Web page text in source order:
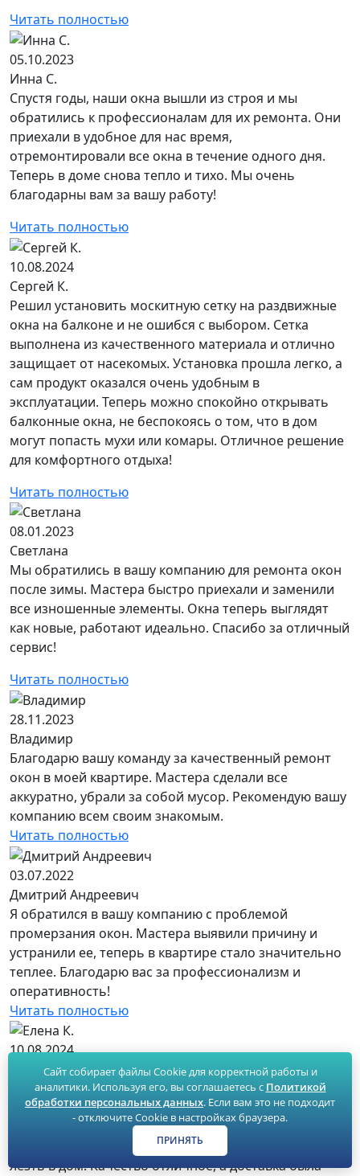
Читать полностью
05.10.2023
Инна С.
Спустя годы, наши окна вышли из строя и мы
обратились к профессионалам для их ремонта. Они
приехали в удобное для нас время,
отремонтировали все окна в течение одного дня.
Теперь в доме снова тепло и тихо. Мы очень
благодарны вам за вашу работу!
Читать полностью
10.08.2024
Сергей К.
Решил установить москитную сетку на раздвижные
окна на балконе и не ошибся с выбором. Сетка
выполнена из качественного материала и отлично
защищает от насекомых. Установка прошла легко, а
сам продукт оказался очень удобным в
эксплуатации. Теперь можно спокойно открывать
балконные окна, не беспокоясь о том, что в дом
могут попасть мухи или комары. Отличное решение
для комфортного отдыха!
Читать полностью
08.01.2023
Светлана
Мы обратились в вашу компанию для ремонта окон
после зимы. Мастера быстро приехали и заменили
все изношенные элементы. Окна теперь выглядят
как новые, работают идеально. Спасибо за отличный
сервис!
Читать полностью
28.11.2023
Владимир
Благодарю вашу команду за качественный ремонт
окон в моей квартире. Мастера сделали все
аккуратно, убрали за собой мусор. Рекомендую вашу
компанию всем своим знакомым.
Читать полностью
03.07.2022
Дмитрий Андреевич
Я обратился в вашу компанию с проблемой
промерзания окон. Мастера выявили причину и
устранили ее, теперь в квартире стало значительно
теплее. Благодарю вас за профессионализм и
оперативность!
Читать полностью
10.08.2024
Елена К.
Москитные сетки Антипыль — просто находка для
нашего балкона! Установка прошла быстро и без
проблем. Теперь мы можем спокойно открывать
двери, не переживая о том, что насекомые будут
лезть в дом. Качество отличное, а доставка была
Сайт собирает файлы Cookie для корректной работы и
аналитики. Используя его, вы соглашаетесь с Политикой
обработки персональных данных. Если вам это не подходит
- отключите Cookie в настройках браузера.
ПРИНЯТЬ